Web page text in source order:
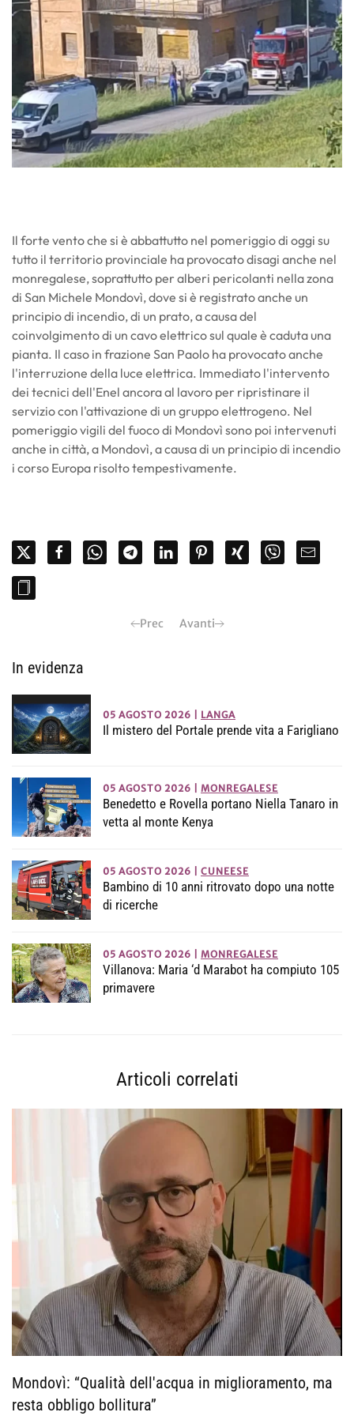
Il forte vento che si è abbattutto nel pomeriggio di oggi su
tutto il territorio provinciale ha provocato disagi anche nel
monregalese, soprattutto per alberi pericolanti nella zona
di San Michele Mondovì, dove si è registrato anche un
principio di incendio, di un prato, a causa del
coinvolgimento di un cavo elettrico sul quale è caduta una
pianta. Il caso in frazione San Paolo ha provocato anche
l'interruzione della luce elettrica. Immediato l'intervento
dei tecnici dell'Enel ancora al lavoro per ripristinare il
servizio con l'attivazione di un gruppo elettrogeno. Nel
pomeriggio vigili del fuoco di Mondovì sono poi intervenuti
anche in città, a Mondovì, a causa di un principio di incendio
i corso Europa risolto tempestivamente.
Prec Avanti
In evidenza
05 AGOSTO 2026 LANGA
Il mistero del Portale prende vita a Farigliano
05 AGOSTO 2026 MONREGALESE
Benedetto e Rovella portano Niella Tanaro in
vetta al monte Kenya
05 AGOSTO 2026 CUNEESE
Bambino di 10 anni ritrovato dopo una notte
di ricerche
05 AGOSTO 2026 MONREGALESE
Villanova: Maria ‘d Marabot ha compiuto 105
primavere
Articoli correlati
Mondovì: “Qualità dell'acqua in miglioramento, ma
resta obbligo bollitura”